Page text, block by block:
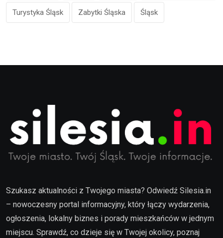
Turystyka Śląsk Zabytki Śląska Śląsk
Szukasz aktualności z Twojego miasta? Odwiedź Silesia.in
– nowoczesny portal informacyjny, który łączy wydarzenia,
ogłoszenia, lokalny biznes i porady mieszkańców w jednym
miejscu. Sprawdź, co dzieje się w Twojej okolicy, poznaj